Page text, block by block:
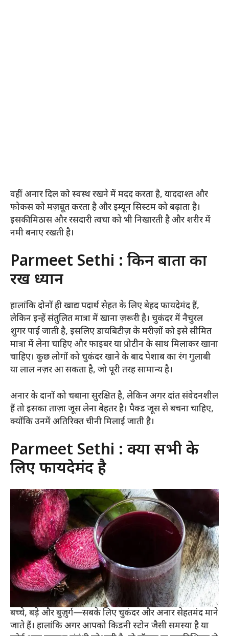
वहीं अनार दिल को स्वस्थ रखने में मदद करता है, याददाश्त और
फोकस को मज़बूत करता है और इम्यून सिस्टम को बढ़ाता है।
इसकी मिठास और रसदारी त्वचा को भी निखारती है और शरीर में
नमी बनाए रखती है।
Parmeet Sethi : किन बातों का
रखें ध्यान
हालांकि दोनों ही खाद्य पदार्थ सेहत के लिए बेहद फायदेमंद हैं,
लेकिन इन्हें संतुलित मात्रा में खाना ज़रूरी है। चुकंदर में नैचुरल
शुगर पाई जाती है, इसलिए डायबिटीज़ के मरीज़ों को इसे सीमित
मात्रा में लेना चाहिए और फाइबर या प्रोटीन के साथ मिलाकर खाना
चाहिए। कुछ लोगों को चुकंदर खाने के बाद पेशाब का रंग गुलाबी
या लाल नज़र आ सकता है, जो पूरी तरह सामान्य है।
अनार के दानों को चबाना सुरक्षित है, लेकिन अगर दांत संवेदनशील
हैं तो इसका ताज़ा जूस लेना बेहतर है। पैक्ड जूस से बचना चाहिए,
क्योंकि उनमें अतिरिक्त चीनी मिलाई जाती है।
Parmeet Sethi : क्या सभी के
लिए फायदेमंद है
बच्चे, बड़े और बुज़ुर्ग—सबके लिए चुकंदर और अनार सेहतमंद माने
जाते हैं। हालांकि अगर आपको किडनी स्टोन जैसी समस्या है या